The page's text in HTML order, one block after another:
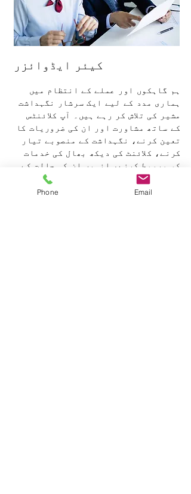
کیئر ایڈوائزر
ہم گاہکوں اور عملے کے انتظام میں
ہماری مدد کے لیے ایک سرشار نگہداشت
مشیر کی تلاش کر رہے ہیں۔ آپ کلائنٹس
کے ساتھ مشاورت اور ان کی ضروریات کا
تعین کرنے، نگہداشت کے منصوبے تیار
کرنے، کلائنٹ کی دیکھ بھال کی خدمات
کو مربوط کرنے، انہیں ان کی حالت کے
بارے میں تعلیم دینے، اور نگہداشت
کے افسران کے ساتھ مداخلتوں کا
Phone Email